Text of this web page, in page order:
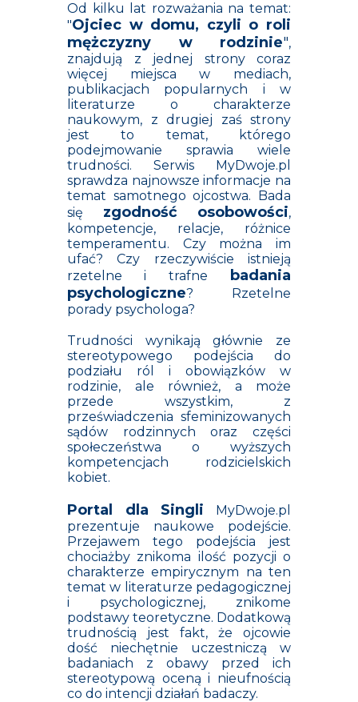
Od kilku lat rozważania na temat:
"Ojciec w domu, czyli o roli
mężczyzny w rodzinie",
znajdują z jednej strony coraz
więcej miejsca w mediach,
publikacjach popularnych i w
literaturze o charakterze
naukowym, z drugiej zaś strony
jest to temat, którego
podejmowanie sprawia wiele
trudności. Serwis MyDwoje.pl
sprawdza najnowsze informacje na
temat samotnego ojcostwa. Bada
się zgodność osobowości,
kompetencje, relacje, różnice
temperamentu. Czy można im
ufać? Czy rzeczywiście istnieją
rzetelne i trafne
badania
psychologiczne? Rzetelne
porady psychologa?
Trudności wynikają głównie ze
stereotypowego podejścia do
podziału ról i obowiązków w
rodzinie, ale również, a może
przede wszystkim, z
przeświadczenia sfeminizowanych
sądów rodzinnych oraz części
społeczeństwa o wyższych
kompetencjach rodzicielskich
kobiet.
Portal dla Singli MyDwoje.pl
prezentuje naukowe podejście.
Przejawem tego podejścia jest
chociażby znikoma ilość pozycji o
charakterze empirycznym na ten
temat w literaturze pedagogicznej
i psychologicznej, znikome
podstawy teoretyczne. Dodatkową
trudnością jest fakt, że ojcowie
dość niechętnie uczestniczą w
badaniach z obawy przed ich
stereotypową oceną i nieufnością
co do intencji działań badaczy.